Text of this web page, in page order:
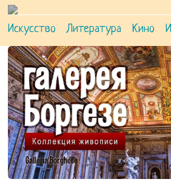
Искусство Литература Кино